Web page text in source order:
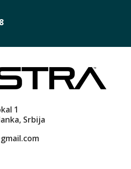
1
Srbija